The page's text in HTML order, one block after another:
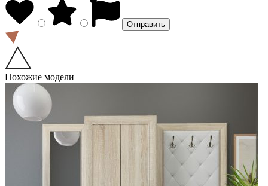
Похожие модели